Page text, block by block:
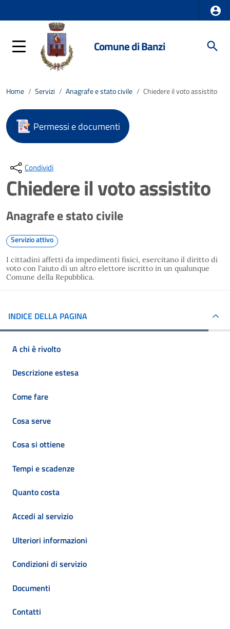
Comune di Banzi
Home / Servizi / Anagrafe e stato civile / Chiedere il voto assistito
Permessi e documenti
Condividi
Chiedere il voto assistito
Anagrafe e stato civile
Servizio attivo
I cittadini affetti da impedimenti fisici, esercitano il diritto di
voto con l'aiuto di un altro elettore iscritto in un qualunque
Comune della Repubblica.
INDICE DELLA PAGINA
A chi è rivolto
Descrizione estesa
Come fare
Cosa serve
Cosa si ottiene
Tempi e scadenze
Quanto costa
Accedi al servizio
Ulteriori informazioni
Condizioni di servizio
Documenti
Contatti